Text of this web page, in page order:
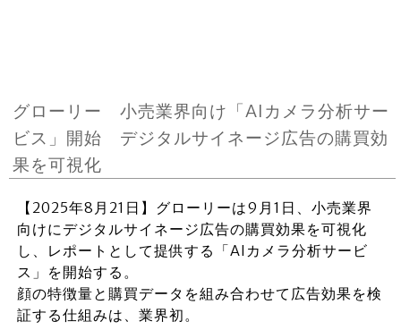
グローリー 小売業界向け「AIカメラ分析サー
ビス」開始 デジタルサイネージ広告の購買効
果を可視化
【2025年8月21日】グローリーは9月1日、小売業界
向けにデジタルサイネージ広告の購買効果を可視化
し、レポートとして提供する「AIカメラ分析サービ
ス」を開始する。
顔の特徴量と購買データを組み合わせて広告効果を検
証する仕組みは、業界初。